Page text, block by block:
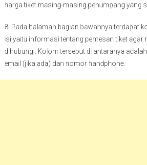
harga tiket masing-masing penumpang yang
8. Pada halaman bagian bawahnya terdapat
isi yaitu informasi tentang pemesan tiket agar
dihubungi. Kolom tersebut di antaranya
email (jika ada) dan nomor handphone.